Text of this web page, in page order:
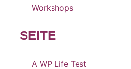
Workshops
SEITE
A WP Life Test